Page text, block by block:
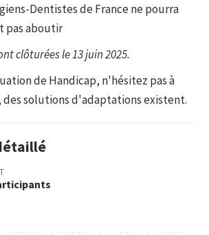
Dentistes de France ne pourra
pas aboutir
clôturées le 13 juin 2025.
de Handicap, n'hésitez pas à
des solutions d'adaptations existent.